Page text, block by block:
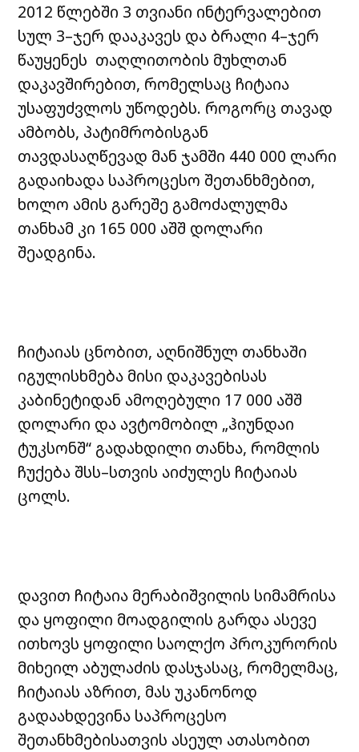
2012 წლებში 3 თვიანი ინტერვალებით
სულ 3–ჯერ დააკავეს და ბრალი 4–ჯერ
წაუყენეს თაღლითობის მუხლთან
დაკავშირებით, რომელსაც ჩიტაია
უსაფუძვლოს უწოდებს. როგორც თავად
ამბობს, პატიმრობისგან
თავდასაღწევად მან ჯამში 440 000 ლარი
გადაიხადა საპროცესო შეთანხმებით,
ხოლო ამის გარეშე გამოძალულმა
თანხამ კი 165 000 აშშ დოლარი
შეადგინა.
ჩიტაიას ცნობით, აღნიშნულ თანხაში
იგულისხმება მისი დაკავებისას
კაბინეტიდან ამოღებული 17 000 აშშ
დოლარი და ავტომობილ „ჰიუნდაი
ტუკსონშ“ გადახდილი თანხა, რომლის
ჩუქება შსს–სთვის აიძულეს ჩიტაიას
ცოლს.
დავით ჩიტაია მერაბიშვილის სიმამრისა
და ყოფილი მოადგილის გარდა ასევე
ითხოვს ყოფილი საოლქო პროკურორის
მიხეილ აბულაძის დასჯასაც, რომელმაც,
ჩიტაიას აზრით, მას უკანონოდ
გადაახდევინა საპროცესო
შეთანხმებისათვის ასეულ ათასობით